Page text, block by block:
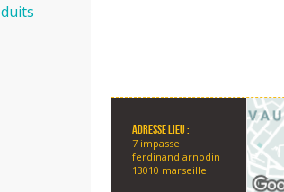
Adresse lieu :
7 impasse
ferdinand arnodin
13010 marseille